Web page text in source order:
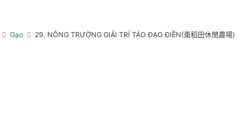
Gạo 29. NÔNG TRƯỜNG GIẢI TRÍ TÁO ĐẠO ĐIỀN(棗稻田休閒農場)